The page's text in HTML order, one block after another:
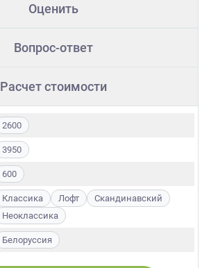
Оценить
Вопрос-ответ
Расчет стоимости
2600
3950
600
Классика Лофт
Скандинавский
Неоклассика
Белоруссия
МДФ Пленка